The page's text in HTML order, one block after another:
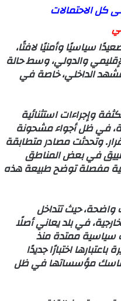
كل الاحتمالات
سياسيًا وأمنيًا لافتًا،
والدولي، وسط حالة
الداخلي، خاصة في
وإجراءات استثنائية
في ظل أجواء مشحونة
وتحدثت مصادر متطابقة
في بعض المناطق
مفصلة توضح طبيعة هذه
واضحة، حيث تتداخل
في بلد يعاني أصلًا
سياسية ممتدة منذ
اختبارًا جديدًا
تماسك مؤسساتها في ظل